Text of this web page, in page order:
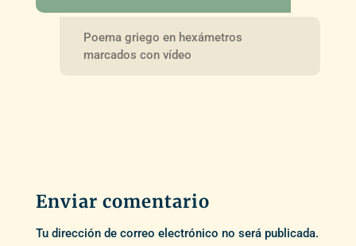
Poema griego en hexámetros
marcados con vídeo
Enviar comentario
Tu dirección de correo electrónico no será publicada.